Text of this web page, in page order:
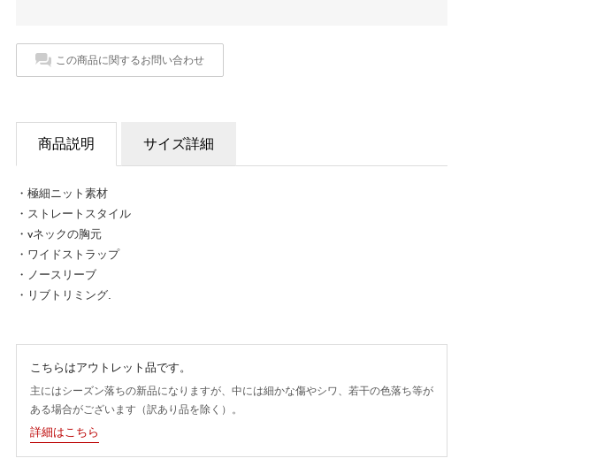
この商品に関するお問い合わせ
商品説明 サイズ詳細
・極細ニット素材
・ストレートスタイル
・vネックの胸元
・ワイドストラップ
・ノースリーブ
・リブトリミング.
こちらはアウトレット品です。
主にはシーズン落ちの新品になりますが、中には細かな傷やシワ、若干の色落ち等が
ある場合がございます（訳あり品を除く）。
詳細はこちら